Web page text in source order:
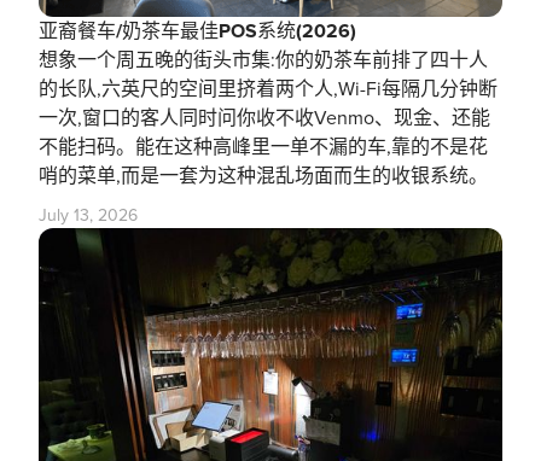
亚裔餐车/奶茶车最佳POS系统(2026)
想象一个周五晚的街头市集:你的奶茶车前排了四十人
的长队,六英尺的空间里挤着两个人,Wi-Fi每隔几分钟断
一次,窗口的客人同时问你收不收Venmo、现金、还能
不能扫码。能在这种高峰里一单不漏的车,靠的不是花
哨的菜单,而是一套为这种混乱场面而生的收银系统。
July 13, 2026